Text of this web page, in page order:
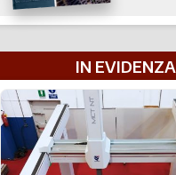
IN EVIDENZA